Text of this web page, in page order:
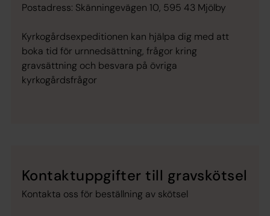
Postadress: Skänningevägen 10, 595 43 Mjölby
Kyrkogårdsexpeditionen kan hjälpa dig med att
boka tid för urnnedsättning, frågor kring
gravsättning och besvara på övriga
kyrkogårdsfrågor
Kontaktuppgifter till gravskötsel
Kontakta oss för beställning av skötsel